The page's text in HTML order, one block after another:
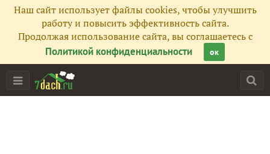
Наш сайт использует файлы cookies, чтобы улучшить
работу и повысить эффективность сайта.
Продолжая использование сайта, вы соглашаетесь с
Политикой конфиденциальности
ок